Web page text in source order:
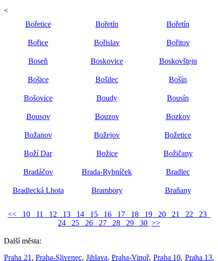
<
Bořetice
Bořetín Bořetín
Bořice Bořislav Bořitov
Boseň Boskovice Boskovštejn
Bošice Bošilec Bošín
Bošovice Boudy Bousín
Bousov Bouzov Bozkov
Božanov Božejov Božetice
Boží Dar Božice Božičany
Bradáčov Brada-Rybníček Bradlec
Bradlecká Lhota Brambory Braňany
<< 10 11 12 13 14 15 16 17 18 19 20 21 22
23
24
25 26 27 28 29 30 >>
Další města:
Praha 21 , Praha-Slivenec, Jihlava, Praha-Vinoř, Praha 10, Praha 13,